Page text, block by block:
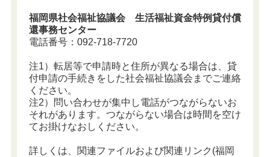
福岡県社会福祉協議会 生活福祉資金特例貸付償
還事務センター
電話番号：092-718-7720
注1）転居等で申請時と住所が異なる場合は、貸
付申請の手続きをした社会福祉協議会までご連絡
ください。
注2）問い合わせが集中し電話がつながらないお
それがあります。つながらない場合は時間を空け
てお掛けなおしください。
詳しくは、関連ファイルおよび関連リンク(福岡